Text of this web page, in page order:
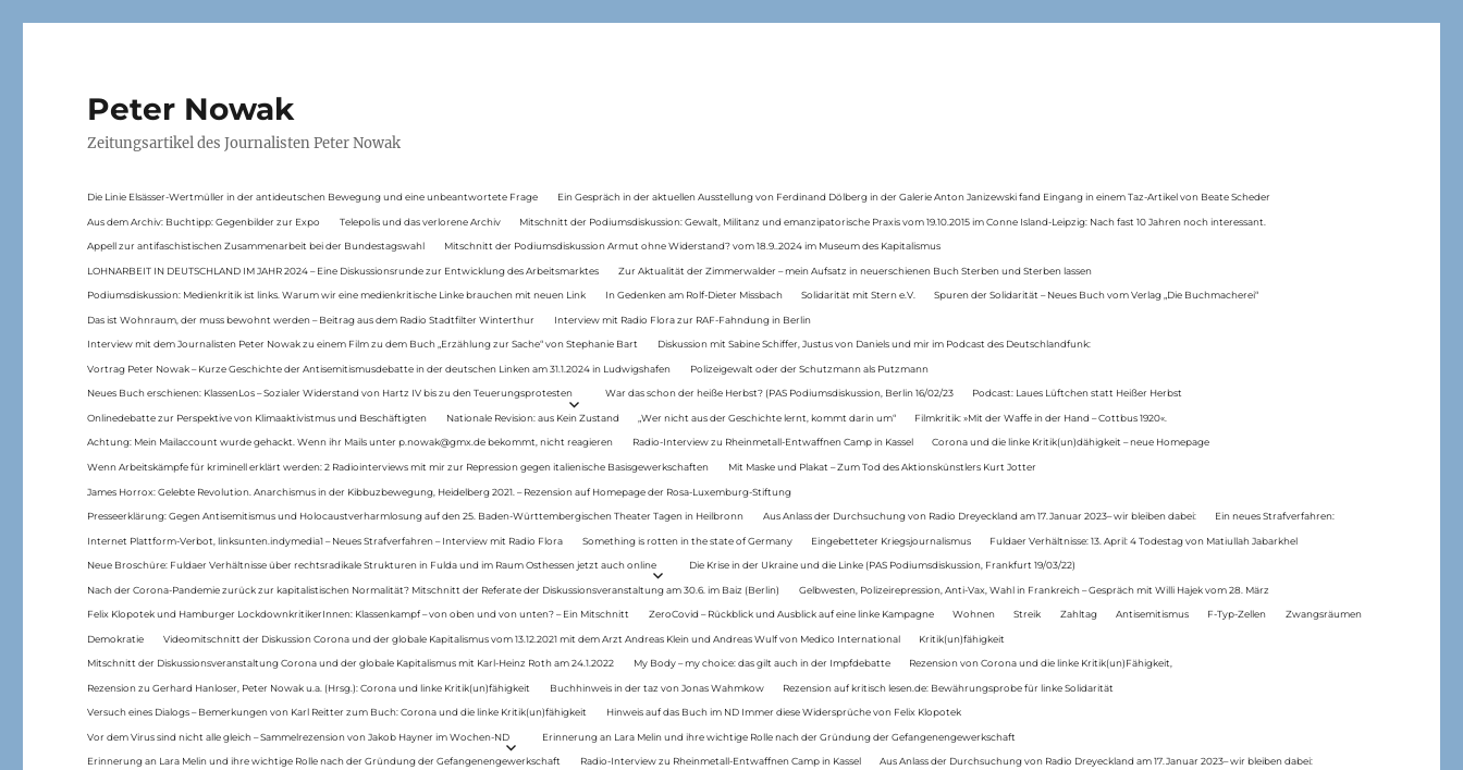
Peter Nowak
Zeitungsartikel des Journalisten Peter Nowak
Die Linie Elsässer-Wertmüller in der antideutschen Bewegung und eine unbeantwortete Frage Ein Gespräch in der aktuellen Ausstellung von Ferdinand Dölberg in der Galerie Anton Janizewski fand Eingang in einem Taz-Artikel von Beate Scheder
Aus dem Archiv: Buchtipp: Gegenbilder zur Expo Telepolis und das verlorene Archiv Mitschnitt der Podiumsdiskussion: Gewalt, Militanz und emanzipatorische Praxis vom 19.10.2015 im Conne Island-Leipzig: Nach fast 10 Jahren noch interessant.
Appell zur antifaschistischen Zusammenarbeit bei der Bundestagswahl Mitschnitt der Podiumsdiskussion Armut ohne Widerstand? vom 18.9..2024 im Museum des Kapitalismus
LOHNARBEIT IN DEUTSCHLAND IM JAHR 2024 – Eine Diskussionsrunde zur Entwicklung des Arbeitsmarktes Zur Aktualität der Zimmerwalder – mein Aufsatz in neuerschienen Buch Sterben und Sterben lassen
Podiumsdiskussion: Medienkritik ist links. Warum wir eine medienkritische Linke brauchen mit neuen Link In Gedenken am Rolf-Dieter Missbach Solidarität mit Stern e.V. Spuren der Solidarität – Neues Buch vom Verlag „Die Buchmacherei“
Das ist Wohnraum, der muss bewohnt werden – Beitrag aus dem Radio Stadtfilter Winterthur Interview mit Radio Flora zur RAF-Fahndung in Berlin
Interview mit dem Journalisten Peter Nowak zu einem Film zu dem Buch „Erzählung zur Sache“ von Stephanie Bart Diskussion mit Sabine Schiffer, Justus von Daniels und mir im Podcast des Deutschlandfunk:
Vortrag Peter Nowak – Kurze Geschichte der Antisemitismusdebatte in der deutschen Linken am 31.1.2024 in Ludwigshafen Polizeigewalt oder der Schutzmann als Putzmann
Neues Buch erschienen: KlassenLos – Sozialer Widerstand von Hartz IV bis zu den Teuerungsprotesten War das schon der heiße Herbst? (PAS Podiumsdiskussion, Berlin 16/02/23 Podcast: Laues Lüftchen statt Heißer Herbst
Onlinedebatte zur Perspektive von Klimaaktivistmus und Beschäftigten Nationale Revision: aus Kein Zustand „Wer nicht aus der Geschichte lernt, kommt darin um“ Filmkritik: »Mit der Waffe in der Hand – Cottbus 1920«.
Achtung: Mein Mailaccount wurde gehackt. Wenn ihr Mails unter p.nowak@gmx.de bekommt, nicht reagieren Radio-Interview zu Rheinmetall-Entwaffnen Camp in Kassel Corona und die linke Kritik(un)dähigkeit – neue Homepage
Wenn Arbeitskämpfe für kriminell erklärt werden: 2 Radiointerviews mit mir zur Repression gegen italienische Basisgewerkschaften Mit Maske und Plakat – Zum Tod des Aktionskünstlers Kurt Jotter
James Horrox: Gelebte Revolution. Anarchismus in der Kibbuzbewegung, Heidelberg 2021. – Rezension auf Homepage der Rosa-Luxemburg-Stiftung
Presseerklärung: Gegen Antisemitismus und Holocaustverharmlosung auf den 25. Baden-Württembergischen Theater Tagen in Heilbronn Aus Anlass der Durchsuchung von Radio Dreyeckland am 17.Januar 2023– wir bleiben dabei: Ein neues Strafverfahren:
Internet Plattform-Verbot, linksunten.indymedia1 – Neues Strafverfahren – Interview mit Radio Flora Something is rotten in the state of Germany Eingebetteter Kriegsjournalismus Fuldaer Verhältnisse: 13. April: 4 Todestag von Matiul­lah Jabarkhel
Neue Broschüre: Fuldaer Verhältnisse über rechtsradikale Strukturen in Fulda und im Raum Osthessen jetzt auch online Die Krise in der Ukraine und die Linke (PAS Podiumsdiskussion, Frankfurt 19/03/22)
Nach der Corona-Pandemie zurück zur kapitalistischen Normalität? Mitschnitt der Referate der Diskussionsveranstaltung am 30.6. im Baiz (Berlin) Gelbwesten, Polizeirepression, Anti-Vax, Wahl in Frankreich – Gespräch mit Willi Hajek vom 28. März
Felix Klopotek und Hamburger LockdownkritikerInnen: Klassenkampf – von oben und von unten? – Ein Mitschnitt ZeroCovid – Rückblick und Ausblick auf eine linke Kampagne Wohnen Streik Zahltag Antisemitismus F-Typ-Zellen Zwangsräumen
Demokratie Videomitschnitt der Diskussion Corona und der globale Kapitalismus vom 13.12.2021 mit dem Arzt Andreas Klein und Andreas Wulf von Medico International Kritik(un)fähigkeit
Mitschnitt der Diskussionsveranstaltung Corona und der globale Kapitalismus mit Karl-Heinz Roth am 24.1.2022 My Body – my choice: das gilt auch in der Impfdebatte Rezension von Corona und die linke Kritik(un)Fähigkeit,
Rezension zu Gerhard Hanloser, Peter Nowak u.a. (Hrsg.): Corona und linke Kritik(un)fähigkeit Buchhinweis in der taz von Jonas Wahmkow Rezension auf kritisch lesen.de: Bewährungsprobe für linke Solidarität
Versuch eines Dialogs – Bemerkungen von Karl Reitter zum Buch: Corona und die linke Kritik(un)fähigkeit Hinweis auf das Buch im ND Immer diese Widersprüche von Felix Klopotek
Vor dem Virus sind nicht alle gleich – Sammelrezension von Jakob Hayner im Wochen-ND Erinnerung an Lara Melin und ihre wichtige Rolle nach der Gründung der Gefangenengewerkschaft
Erinnerung an Lara Melin und ihre wichtige Rolle nach der Gründung der Gefangenengewerkschaft Radio-Interview zu Rheinmetall-Entwaffnen Camp in Kassel Aus Anlass der Durchsuchung von Radio Dreyeckland am 17.Januar 2023– wir bleiben dabei: